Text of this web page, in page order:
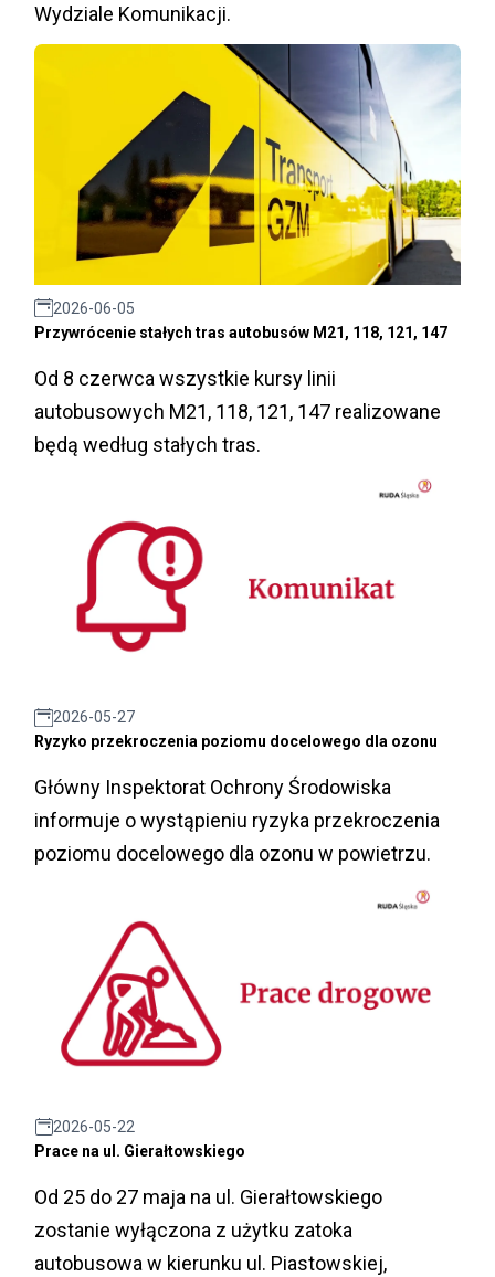
Wydziale Komunikacji.
2026-06-05
Przywrócenie stałych tras autobusów M21, 118, 121, 147
Od 8 czerwca wszystkie kursy linii
autobusowych M21, 118, 121, 147 realizowane
będą według stałych tras.
2026-05-27
Ryzyko przekroczenia poziomu docelowego dla ozonu
Główny Inspektorat Ochrony Środowiska
informuje o wystąpieniu ryzyka przekroczenia
poziomu docelowego dla ozonu w powietrzu.
2026-05-22
Prace na ul. Gierałtowskiego
Od 25 do 27 maja na ul. Gierałtowskiego
zostanie wyłączona z użytku zatoka
autobusowa w kierunku ul. Piastowskiej,